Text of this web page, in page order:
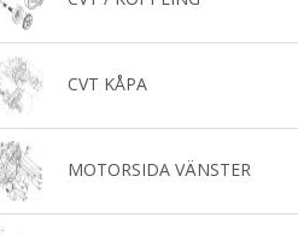
CVT KÅPA
MOTORSIDA VÄNSTER